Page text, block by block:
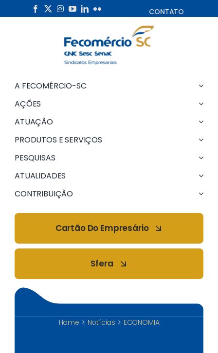
to
CONTATO
A FECOMÉRCIO-SC
AÇÕES
ATUAÇÃO
PRODUTOS E SERVIÇOS
PESQUISAS
ATUALIDADES
CONTRIBUIÇÃO
Cartão Do Empresário
Sfera
Home Notícias ECONOMIA